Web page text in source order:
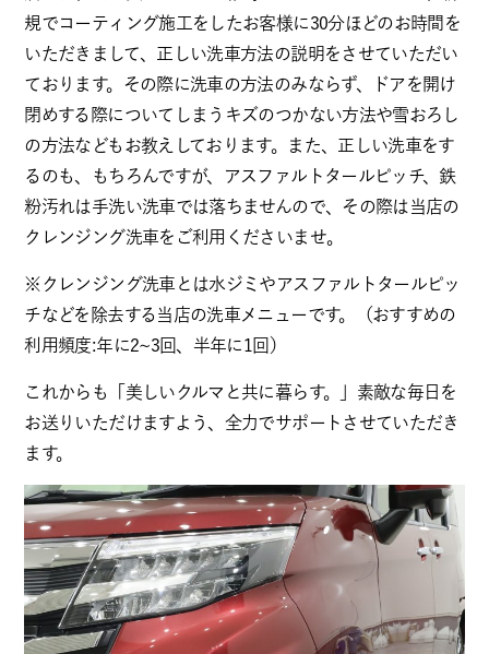
規でコーティング施工をしたお客様に30分ほどのお時間を
いただきまして、正しい洗車方法の説明をさせていただい
ております。その際に洗車の方法のみならず、ドアを開け
閉めする際についてしまうキズのつかない方法や雪おろし
の方法などもお教えしております。また、正しい洗車をす
るのも、もちろんですが、アスファルトタールピッチ、鉄
粉汚れは手洗い洗車では落ちませんので、その際は当店の
クレンジング洗車をご利用くださいませ。
※クレンジング洗車とは水ジミやアスファルトタールピッ
チなどを除去する当店の洗車メニューです。（おすすめの
利用頻度:年に2~3回、半年に1回）
これからも「美しいクルマと共に暮らす。」素敵な毎日を
お送りいただけますよう、全力でサポートさせていただき
ます。